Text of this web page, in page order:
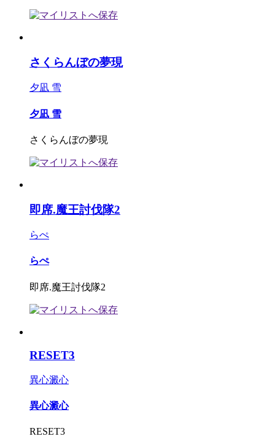
さくらんぼの夢現
夕凪 雪
夕凪 雪
さくらんぼの夢現
即席.魔王討伐隊2
らぺ
らぺ
即席.魔王討伐隊2
RESET3
異心澱心
異心澱心
RESET3